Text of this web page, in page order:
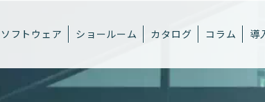
ソフトウェア ショールーム カタログ コラム 導